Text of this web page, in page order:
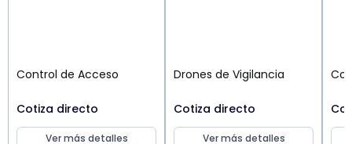
Control de Acceso
Cotiza directo
Ver más detalles
Drones de Vigilancia
Cotiza directo
Ver más detalles